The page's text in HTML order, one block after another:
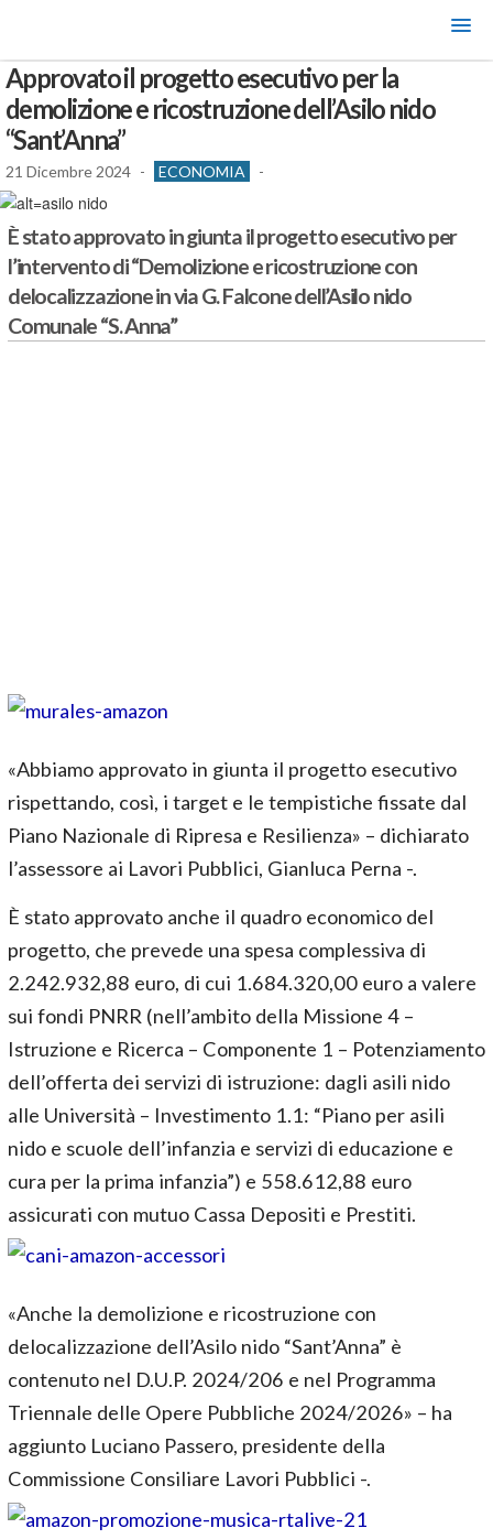
Approvato il progetto esecutivo per la
demolizione e ricostruzione dell’Asilo nido
“Sant’Anna”
21 Dicembre 2024 - ECONOMIA -
È stato approvato in giunta il progetto esecutivo per
l’intervento di “Demolizione e ricostruzione con
delocalizzazione in via G. Falcone dell’Asilo nido
Comunale “S. Anna”
«Abbiamo approvato in giunta il progetto esecutivo
rispettando, così, i target e le tempistiche fissate dal
Piano Nazionale di Ripresa e Resilienza» – dichiarato
l’assessore ai Lavori Pubblici, Gianluca Perna -.
È stato approvato anche il quadro economico del
progetto, che prevede una spesa complessiva di
2.242.932,88 euro, di cui 1.684.320,00 euro a valere
sui fondi PNRR (nell’ambito della Missione 4 –
Istruzione e Ricerca – Componente 1 – Potenziamento
dell’offerta dei servizi di istruzione: dagli asili nido
alle Università – Investimento 1.1: “Piano per asili
nido e scuole dell’infanzia e servizi di educazione e
cura per la prima infanzia”) e 558.612,88 euro
assicurati con mutuo Cassa Depositi e Prestiti.
«Anche la demolizione e ricostruzione con
delocalizzazione dell’Asilo nido “Sant’Anna” è
contenuto nel D.U.P. 2024/206 e nel Programma
Triennale delle Opere Pubbliche 2024/2026» – ha
aggiunto Luciano Passero, presidente della
Commissione Consiliare Lavori Pubblici -.